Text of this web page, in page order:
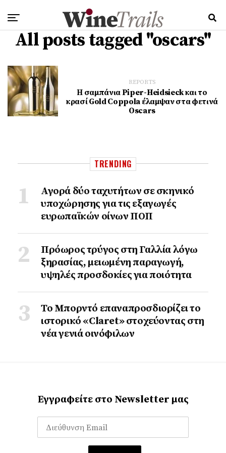
All posts tagged "oscars"
REPORTS
Η σαμπάνια Piper-Heidsieck και το
κρασί Gold Coppola έλαμψαν στα φετινά
Oscars
TRENDING
Αγορά δύο ταχυτήτων σε σκηνικό
υποχώρησης για τις εξαγωγές
ευρωπαϊκών οίνων ΠΟΠ
Πρόωρος τρύγος στη Γαλλία λόγω
ξηρασίας, μειωμένη παραγωγή,
υψηλές προσδοκίες για ποιότητα
Το Μπορντό επαναπροσδιορίζει το
ιστορικό «Claret» στοχεύοντας στη
νέα γενιά οινόφιλων
Εγγραφείτε στο Newsletter μας